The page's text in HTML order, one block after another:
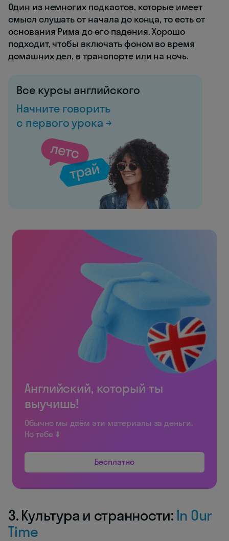
Один из немногих подкастов, которые имеет
смысл слушать от начала до конца, то есть от
основания Рима до его падения. Хорошо
подходит, чтобы включать фоном во время
домашних дел, в транспорте или на ночь.
Все курсы английского
Начните говорить
с первого урока →
Английский, который ты
выучишь!
Обычно мы даём эти материалы за деньги.
Но тебе ⬇️
Бесплатно
3. Культура и странности: In Our
Time